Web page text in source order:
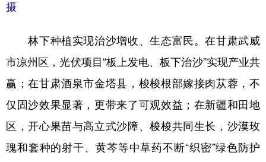
摄
林下种植实现治沙增收、生态富民。在甘肃武威
市凉州区，光伏项目“板上发电、板下治沙”实现产业共
赢；在甘肃酒泉市金塔县，梭梭根部嫁接肉苁蓉，不
仅固沙效果显著，更带来了可观效益；在新疆和田地
区，开心果苗与高立式沙障、梭梭共同生长，沙漠玫
瑰和套种的射干、黄芩等中草药不断“织密”绿色防护